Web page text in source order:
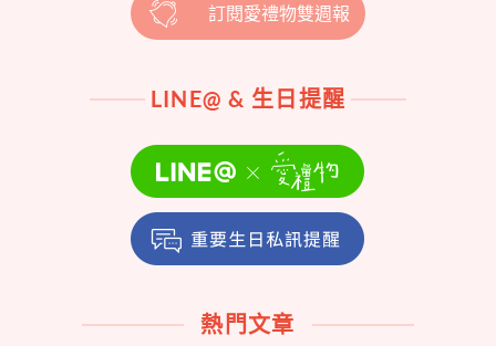
訂閱愛禮物雙週報
LINE@ & 生日提醒
熱門文章